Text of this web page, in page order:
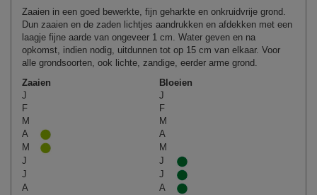
Zaaien in een goed bewerkte, fijn geharkte en onkruidvrije grond.
Dun zaaien en de zaden lichtjes aandrukken en afdekken met een
laagje fijne aarde van ongeveer 1 cm. Water geven en na
opkomst, indien nodig, uitdunnen tot op 15 cm van elkaar. Voor
alle grondsoorten, ook lichte, zandige, eerder arme grond.
Zaaien
Bloeien
J
J
F
F
M
M
A
A
M
M
J
J
J
J
A
A